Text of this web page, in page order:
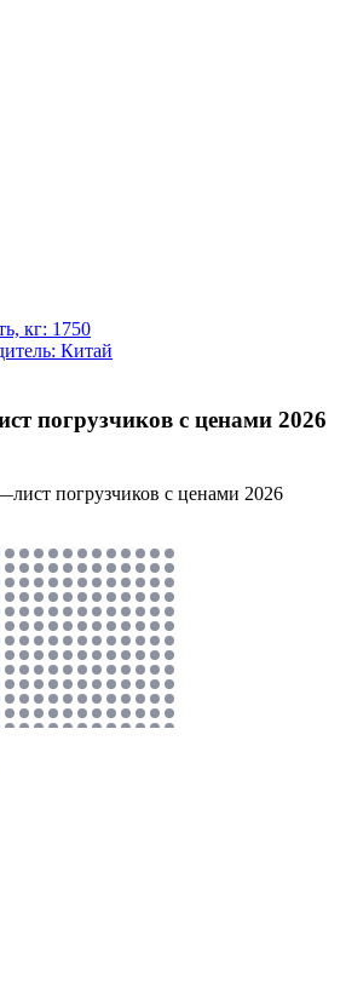
кг: 1750
Китай
погрузчиков с ценами 2026